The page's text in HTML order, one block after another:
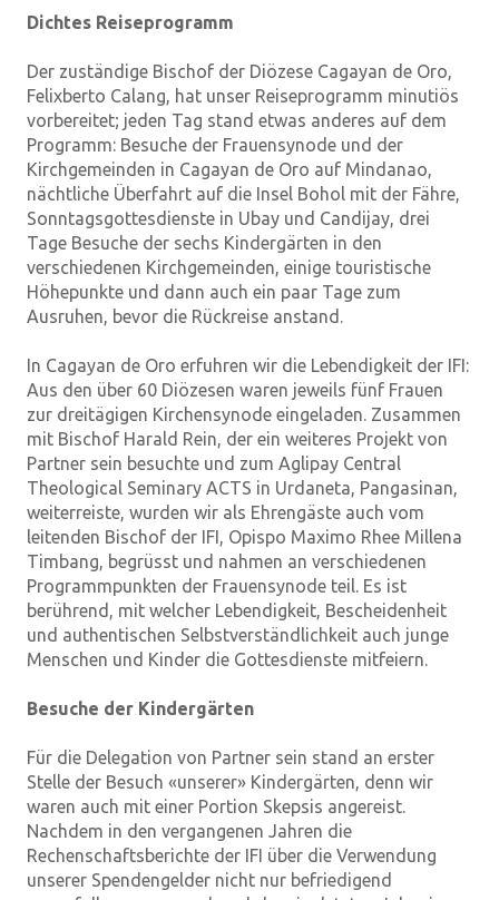
Dichtes Reiseprogramm
Der zuständige Bischof der Diözese Cagayan de Oro,
Felixberto Calang, hat unser Reiseprogramm minutiös
vorbereitet; jeden Tag stand etwas anderes auf dem
Programm: Besuche der Frauensynode und der
Kirchgemeinden in Cagayan de Oro auf Mindanao,
nächtliche Überfahrt auf die Insel Bohol mit der Fähre,
Sonntagsgottesdienste in Ubay und Candijay, drei
Tage Besuche der sechs Kindergärten in den
verschiedenen Kirchgemeinden, einige touristische
Höhepunkte und dann auch ein paar Tage zum
Ausruhen, bevor die Rückreise anstand.
In Cagayan de Oro erfuhren wir die Lebendigkeit der IFI:
Aus den über 60 Diözesen waren jeweils fünf Frauen
zur dreitägigen Kirchensynode eingeladen. Zusammen
mit Bischof Harald Rein, der ein weiteres Projekt von
Partner sein besuchte und zum Aglipay Central
Theological Seminary ACTS in Urdaneta, Pangasinan,
weiterreiste, wurden wir als Ehrengäste auch vom
leitenden Bischof der IFI, Opispo Maximo Rhee Millena
Timbang, begrüsst und nahmen an verschiedenen
Programmpunkten der Frauensynode teil. Es ist
berührend, mit welcher Lebendigkeit, Bescheidenheit
und authentischen Selbstverständlichkeit auch junge
Menschen und Kinder die Gottesdienste mitfeiern.
Besuche der Kindergärten
Für die Delegation von Partner sein stand an erster
Stelle der Besuch «unserer» Kindergärten, denn wir
waren auch mit einer Portion Skepsis angereist.
Nachdem in den vergangenen Jahren die
Rechenschaftsberichte der IFI über die Verwendung
unserer Spendengelder nicht nur befriedigend